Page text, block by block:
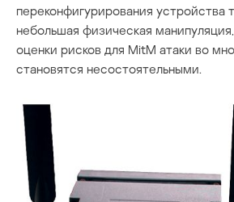
переконфигурирования устройства
небольшая физическая
оценки рисков для MitM атаки во
становятся несостоятельными.